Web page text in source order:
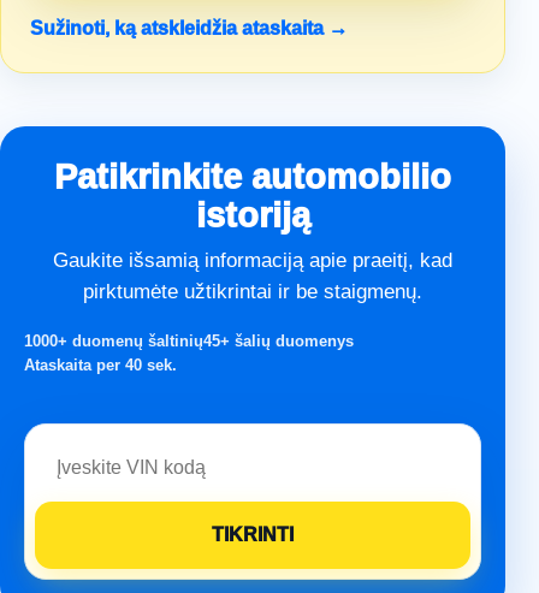
Sužinoti, ką atskleidžia ataskaita →
Patikrinkite automobilio
istoriją
Gaukite išsamią informaciją apie praeitį, kad
pirktumėte užtikrintai ir be staigmenų.
1000+ duomenų šaltinių45+ šalių duomenys
Ataskaita per 40 sek.